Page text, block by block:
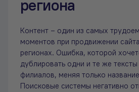
региона
Контент – один из самых
моментов при продвижении
регионах. Ошибка, которой
дублировать одни и те же
филиалов, меняя только
Поисковые системы негативно